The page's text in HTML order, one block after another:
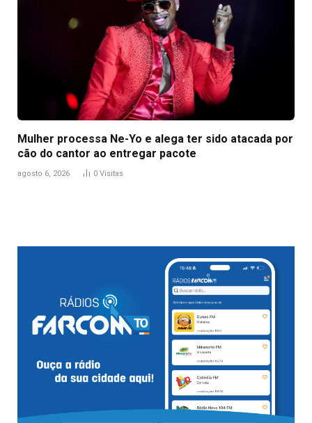
Mulher processa Ne-Yo e alega ter sido atacada por
cão do cantor ao entregar pacote
agosto 6, 2026 0 Visitas